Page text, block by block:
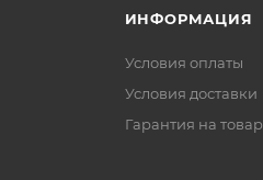
ИНФОРМАЦИЯ
Условия оплаты
Условия доставки
Гарантия на товар